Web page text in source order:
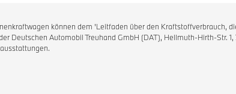
können dem 'Leitfaden über den Kraftstoffverbrauch,
Deutschen Automobil Treuhand GmbH (DAT), Hellmuth-Hirth-Str. 1,